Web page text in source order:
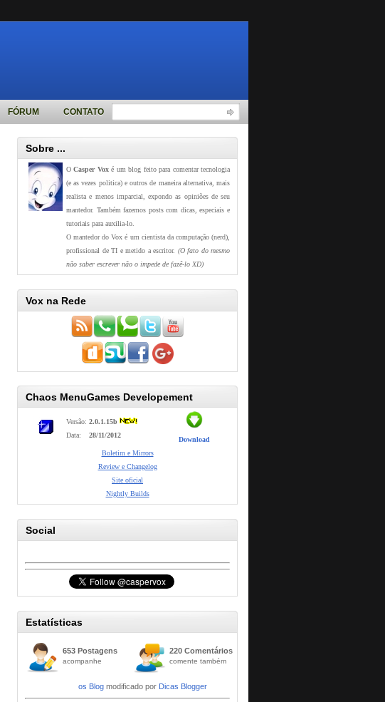
FÓRUM CONTATO
Sobre ...
OCasper Voxé um blog feito para comentar tecnologia
(e as vezes politica) e outros de maneira alternativa, mais
realista e menos imparcial, expondo as opiniões de seu
mantedor. Também fazemos posts com dicas, especiais e
tutoriais para auxilia-lo.
O mantedor do Vox é um cientista da computação (nerd),
profissional de TI e metido a escritor. (O fato do mesmo
não saber escrever não o impede de fazê-lo XD)
Vox na Rede
Chaos MenuGames Developement
Versão: 2.0.1.15b
Data:
28/11/2012
Download
Boletim e Mirrors
Review e Changelog
Site oficial
Nightly Builds
Social
Estatísticas
653 Postagens
acompanhe
220 Comentários
comente também
os Blogmodificado por Dicas Blogger